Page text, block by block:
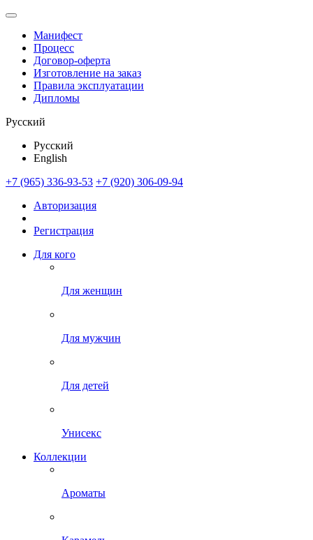
Манифест
Процесс
Договор-оферта
Изготовление на заказ
Правила эксплуатации
Дипломы
Русский
Русский
English
+7 (965) 336-93-53 +7 (920) 306-09-94
Авторизация
Регистрация
Для кого
Для женщин
Для мужчин
Для детей
Унисекс
Коллекции
Ароматы